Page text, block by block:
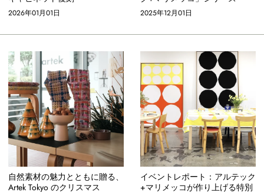
2026年01月01日 2025年12月01日
自然素材の魅力とともに贈る、
Artek Tokyo のクリスマス
イベントレポート：アルテック
+マリメッコが作り上げる特別